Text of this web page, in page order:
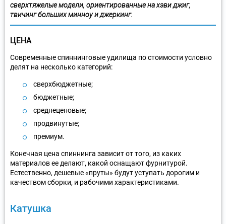
сверхтяжелые модели, ориентированные на хэви джиг,
твичинг больших минноу и джеркинг.
ЦЕНА
Современные спиннинговые удилища по стоимости условно
делят на несколько категорий:
сверхбюджетные;
бюджетные;
среднеценовые;
продвинутые;
премиум.
Конечная цена спиннинга зависит от того, из каких
материалов ее делают, какой оснащают фурнитурой.
Естественно, дешевые «пруты» будут уступать дорогим и
качеством сборки, и рабочими характеристиками.
Катушка